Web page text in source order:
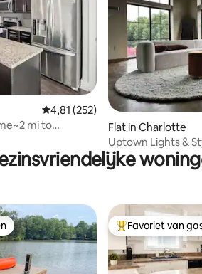
5, 131 recensies
Gemiddelde beoordeling van
4,81 (252)
mi to
Flat in Charlotte
Uptown Lights &
parkeren |Schoon
Topfavoriet van
Favoriet van